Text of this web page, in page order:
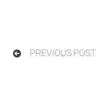
PREVIOUS POST